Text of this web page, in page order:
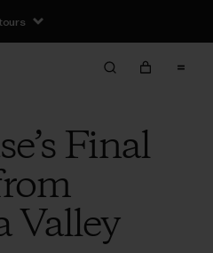
Final
Valley